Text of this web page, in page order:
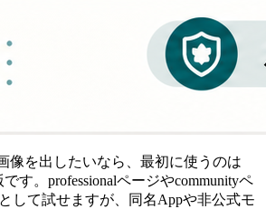
像を出したいなら、最初に使うのは
です。professionalページやcommunityペ
して試せますが、同名Appや非公式モ